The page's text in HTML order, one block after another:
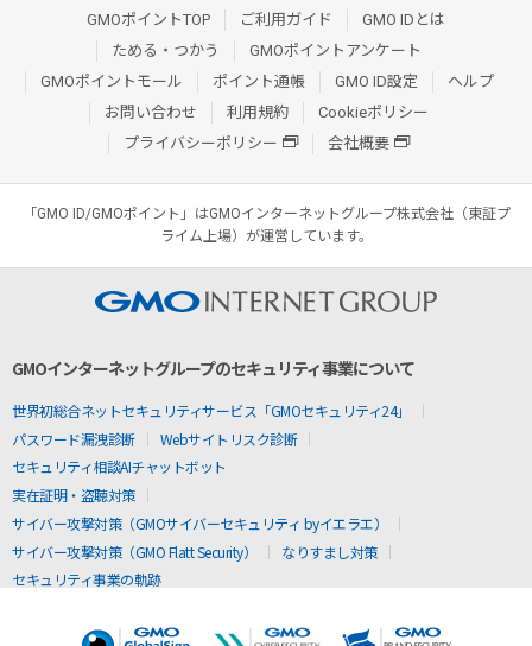
GMOポイントTOP ご利用ガイド
GMO IDとは
ためる・つかう
GMOポイントアンケート
GMOポイントモール
ポイント通帳 GMO ID設定
ヘルプ
お問い合わせ
利用規約
Cookieポリシー
プライバシーポリシー
会社概要
「GMO ID/GMOポイント」はGMOインターネットグループ株式会社（東証プ
ライム上場）が運営しています。
GMOインターネットグループのセキュリティ事業について
世界初総合ネットセキュリティサービス「GMOセキュリティ24」
パスワード漏洩診断
Webサイトリスク診断
セキュリティ相談AIチャットボット
実在証明・盗聴対策
サイバー攻撃対策（GMOサイバーセキュリティ byイエラエ）
サイバー攻撃対策（GMO Flatt Security）
なりすまし対策
セキュリティ事業の軌跡